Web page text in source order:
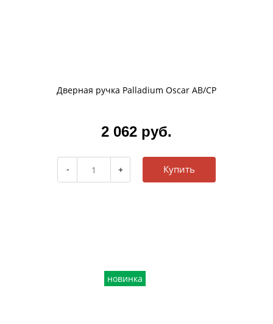
Дверная ручка Palladium Oscar AB/CP
2 062 руб.
Купить
новинка